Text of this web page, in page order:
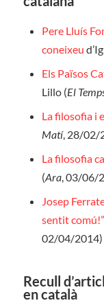
Pere Lluís
coneixeu
Els Països
Lillo (El
La filosofia i
Matí, 28/02/
La filosofia
(Ara, 03/06/
Josep
sentit comú!”
02/04/2014)
Recull
en català